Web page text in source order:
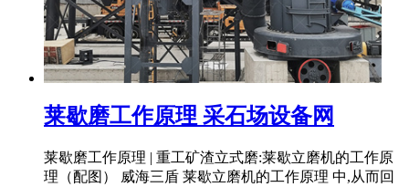
莱歇磨工作原理 采石场设备网
莱歇磨工作原理 | 重工矿渣立式磨:莱歇立磨机的工作原
理（配图） 威海三盾 莱歇立磨机的工作原理 中,从而回